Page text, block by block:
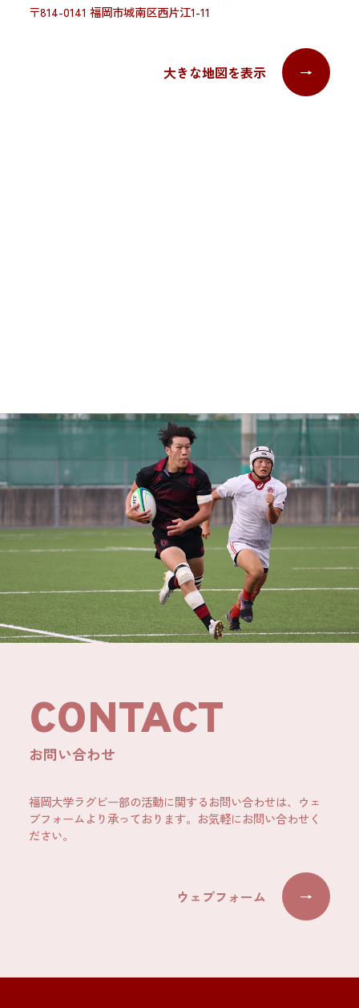
〒814-0141 福岡市城南区西片江1-11
大きな地図を表示 →
CONTACT
お問い合わせ
福岡大学ラグビー部の活動に関するお問い合わせは、ウェ
ブフォームより承っております。お気軽にお問い合わせく
ださい。
ウェブフォーム →